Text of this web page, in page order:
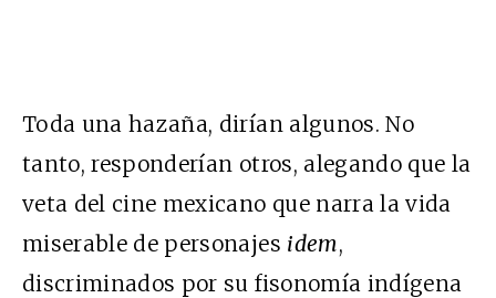
Toda una hazaña, dirían algunos. No
tanto, responderían otros, alegando que la
veta del cine mexicano que narra la vida
miserable de personajes idem,
discriminados por su fisonomía indígena